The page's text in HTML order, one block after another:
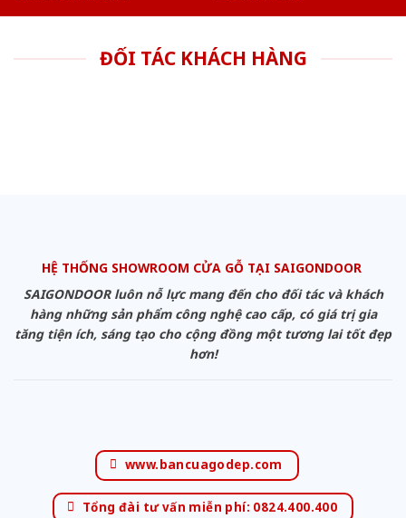
ĐỐI TÁC KHÁCH HÀNG
HỆ THỐNG SHOWROOM CỬA GỖ TẠI SAIGONDOOR
SAIGONDOOR luôn nỗ lực mang đến cho đối tác và khách
hàng những sản phẩm công nghệ cao cấp, có giá trị gia
tăng tiện ích, sáng tạo cho cộng đồng một tương lai tốt đẹp
hơn!
www.bancuagodep.com
Tổng đài tư vấn miễn phí: 0824.400.400